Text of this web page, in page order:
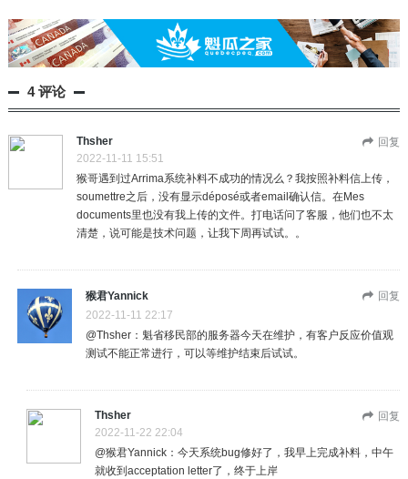
4 评论
Thsher
回复
2022-11-11 15:51
猴哥遇到过Arrima系统补料不成功的情况么？我按照补料信上传，
soumettre之后，没有显示déposé或者email确认信。在Mes
documents里也没有我上传的文件。打电话问了客服，他们也不太
清楚，说可能是技术问题，让我下周再试试。。
猴君Yannick
回复
2022-11-11 22:17
@Thsher：魁省移民部的服务器今天在维护，有客户反应价值观
测试不能正常进行，可以等维护结束后试试。
Thsher
回复
2022-11-22 22:04
@猴君Yannick：今天系统bug修好了，我早上完成补料，中午
就收到acceptation letter了，终于上岸